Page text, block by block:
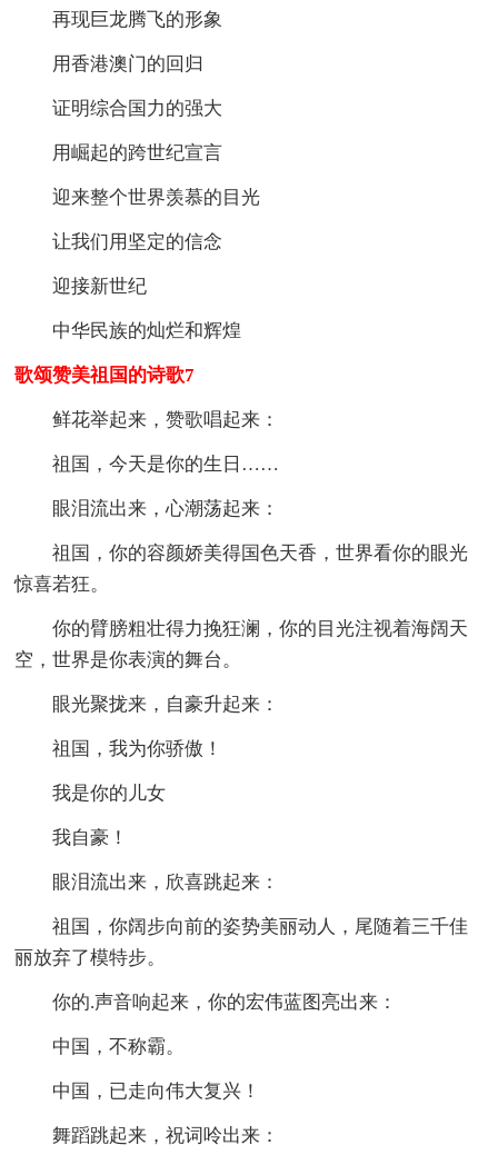
再现巨龙腾飞的形象
用香港澳门的回归
证明综合国力的强大
用崛起的跨世纪宣言
迎来整个世界羡慕的目光
让我们用坚定的信念
迎接新世纪
中华民族的灿烂和辉煌
歌颂赞美祖国的诗歌7
鲜花举起来，赞歌唱起来：
祖国，今天是你的生日……
眼泪流出来，心潮荡起来：
祖国，你的容颜娇美得国色天香，世界看你的眼光
惊喜若狂。
你的臂膀粗壮得力挽狂澜，你的目光注视着海阔天
空，世界是你表演的舞台。
眼光聚拢来，自豪升起来：
祖国，我为你骄傲！
我是你的儿女
我自豪！
眼泪流出来，欣喜跳起来：
祖国，你阔步向前的姿势美丽动人，尾随着三千佳
丽放弃了模特步。
你的.声音响起来，你的宏伟蓝图亮出来：
中国，不称霸。
中国，已走向伟大复兴！
舞蹈跳起来，祝词呤出来：